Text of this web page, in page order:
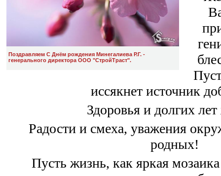
Поздравляем С Днём рождения Минегалиева Р.Г. -
генерального директора ООО "СтройТраст".
иссякнет источник
Здоровья и долгих
Радости и смеха, уважения
родных!
Пусть жизнь, как яркая